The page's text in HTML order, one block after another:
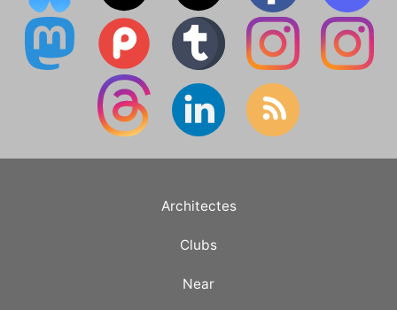
Architectes
Clubs
Near